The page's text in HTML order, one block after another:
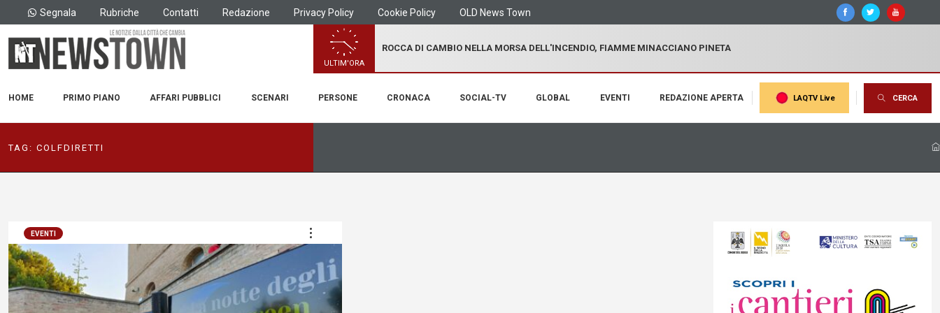
Segnala Rubriche Contatti Redazione Privacy Policy Cookie Policy OLD News Town
ULTIM'ORA
ROCCA DI CAMBIO NELLA MORSA DELL'INCENDIO, FIAMME MINACCIANO PINETA
HOME PRIMO PIANO AFFARI PUBBLICI SCENARI PERSONE CRONACA SOCIAL-TV GLOBAL EVENTI REDAZIONE APERTA LAQTV Live CERCA
TAG: COLFDIRETTI
EVENTI